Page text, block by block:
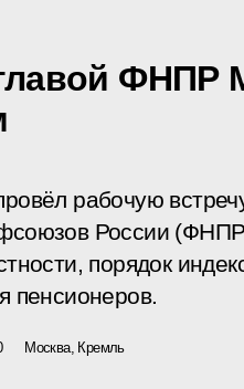
ФНПР
рабочую
России
порядок
пенсионеров.
Москва, Кремль